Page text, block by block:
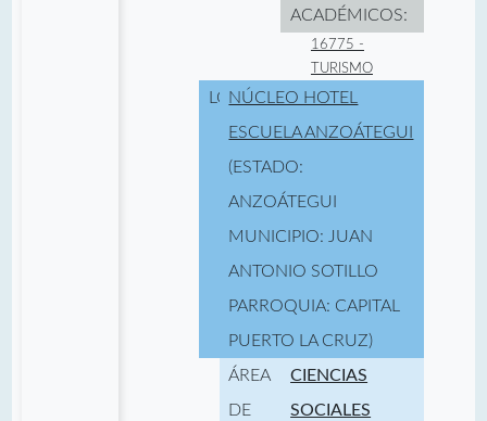
ACADÉMICOS:
16775 -
TURISMO
LOCALIDAD:
NÚCLEO HOTEL
ESCUELA ANZOÁTEGUI
(ESTADO:
ANZOÁTEGUI
MUNICIPIO: JUAN
ANTONIO SOTILLO
PARROQUIA: CAPITAL
PUERTO LA CRUZ)
ÁREA
DE
CIENCIAS
SOCIALES